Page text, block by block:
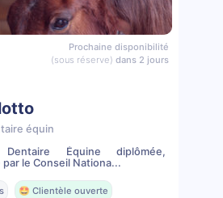
Prochaine disponibilité
(sous réserve) dans 2 jours
équin
Dentaire Équine diplômée,
le Conseil Nationa...
🤩 Clientèle ouverte